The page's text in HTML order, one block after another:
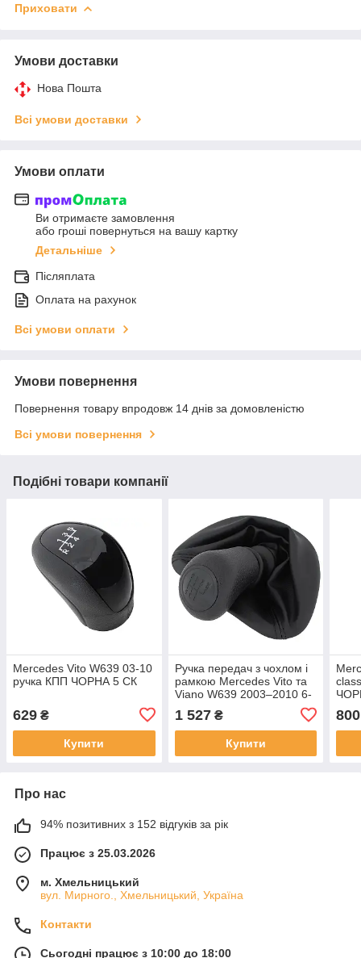
Приховати
Умови доставки
Нова Пошта
Всі умови доставки
Умови оплати
Ви отримаєте замовлення
або гроші повернуться на вашу картку
Детальніше
Післяплата
Оплата на рахунок
Всі умови оплати
Умови повернення
Повернення товару впродовж 14 днів за домовленістю
Всі умови повернення
Подібні товари компанії
Mercedes Vito W639 03-10
ручка КПП ЧОРНА 5 СК
629 ₴
Купити
Ручка передач з чохлом і
рамкою Mercedes Vito та
Viano W639 2003–2010 6-
ступенева чорна арт DA-
26441
1 527₴
Купити
800
Про нас
94% позитивних з 152 відгуків за рік
Працює з 25.03.2026
м. Хмельницький
вул. Мирного., Хмельницький, Україна
Контакти
Сьогодні працює з 10:00 до 18:00